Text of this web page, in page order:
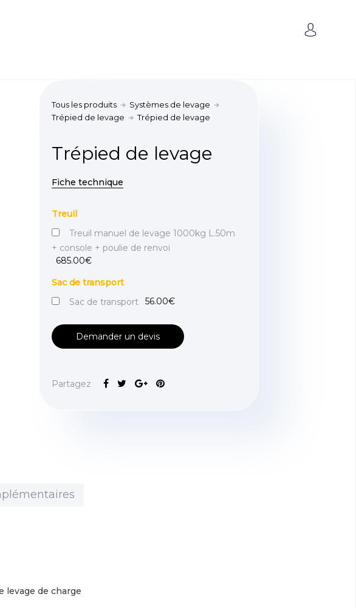
Tous les produits
Systèmes de levage
Trépied de levage
Trépied de levage
Trépied de levage
Fiche technique
Treuil
Treuil manuel de levage 1000kg L.50m
+ console + poulie de renvoi
685.00€
Sac de transport
Sac de transport
56.00€
Demander un devis
Partagez
levage de charge